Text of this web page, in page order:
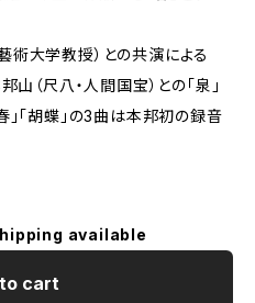
術大学教授）との共演による
邦山（尺八・人間国宝）との「泉」
」「胡蝶」の3曲は本邦初の録音
available
cart